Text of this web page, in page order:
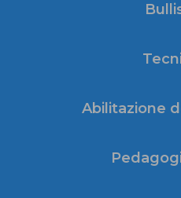
Abilitazione